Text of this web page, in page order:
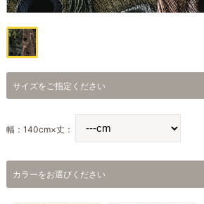
サイズをご指定ください
幅：140cm×丈：
カラーをお選びください